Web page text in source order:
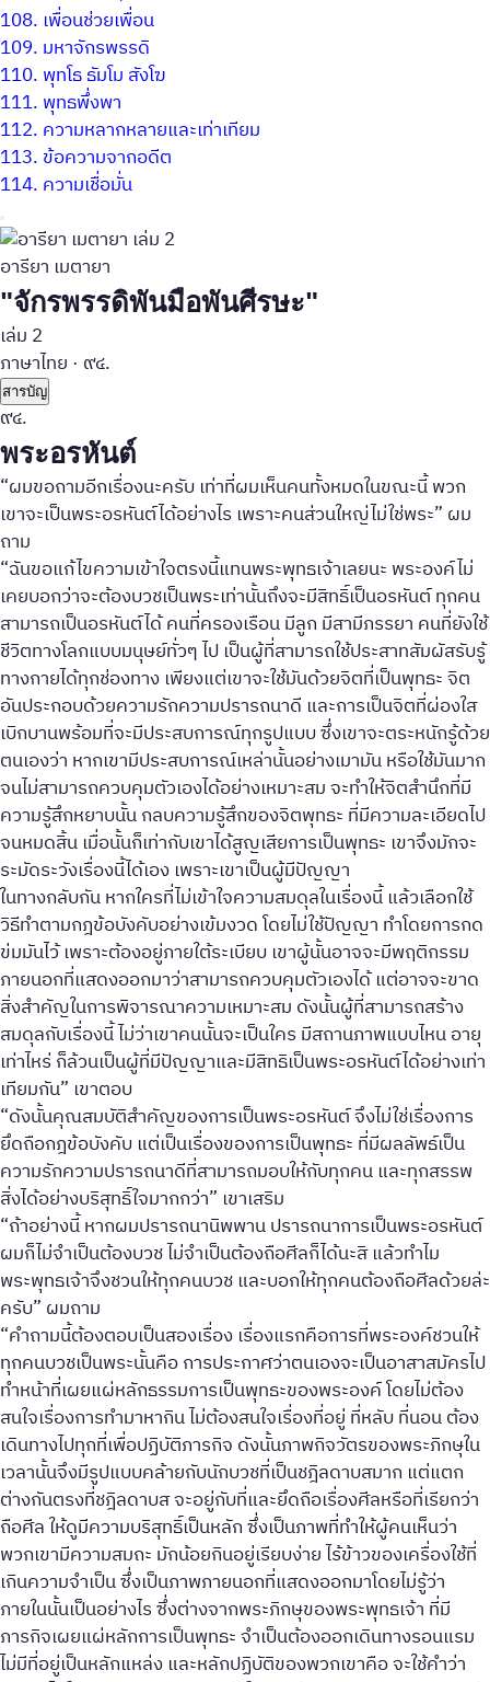
108. เพื่อนช่วยเพื่อน
109. มหาจักรพรรดิ
110. พุทโธ ธัมโม สังโฆ
111. พุทธพึ่งพา
112. ความหลากหลายและเท่าเทียม
113. ข้อความจากอดีต
114. ความเชื่อมั่น
อารียา เมตายา
"จักรพรรดิพันมือพันศีรษะ"
เล่ม 2
ภาษาไทย · ๙๔.
สารบัญ
๙๔.
พระอรหันต์
“ผมขอถามอีกเรื่องนะครับ เท่าที่ผมเห็นคนทั้งหมดในขณะนี้ พวก
เขาจะเป็นพระอรหันต์ได้อย่างไร เพราะคนส่วนใหญ่ไม่ใช่พระ” ผม
ถาม
“ฉันขอแก้ไขความเข้าใจตรงนี้แทนพระพุทธเจ้าเลยนะ พระองค์ไม่
เคยบอกว่าจะต้องบวชเป็นพระเท่านั้นถึงจะมีสิทธิ์เป็นอรหันต์ ทุกคน
สามารถเป็นอรหันต์ได้ คนที่ครองเรือน มีลูก มีสามีภรรยา คนที่ยังใช้
ชีวิตทางโลกแบบมนุษย์ทั่วๆ ไป เป็นผู้ที่สามารถใช้ประสาทสัมผัสรับรู้
ทางกายได้ทุกช่องทาง เพียงแต่เขาจะใช้มันด้วยจิตที่เป็นพุทธะ จิต
อันประกอบด้วยความรักความปรารถนาดี และการเป็นจิตที่ผ่องใส
เบิกบานพร้อมที่จะมีประสบการณ์ทุกรูปแบบ ซึ่งเขาจะตระหนักรู้ด้วย
ตนเองว่า หากเขามีประสบการณ์เหล่านั้นอย่างเมามัน หรือใช้มันมาก
จนไม่สามารถควบคุมตัวเองได้อย่างเหมาะสม จะทำให้จิตสำนึกที่มี
ความรู้สึกหยาบนั้น กลบความรู้สึกของจิตพุทธะ ที่มีความละเอียดไป
จนหมดสิ้น เมื่อนั้นก็เท่ากับเขาได้สูญเสียการเป็นพุทธะ เขาจึงมักจะ
ระมัดระวังเรื่องนี้ได้เอง เพราะเขาเป็นผู้มีปัญญา
ในทางกลับกัน หากใครที่ไม่เข้าใจความสมดุลในเรื่องนี้ แล้วเลือกใช้
วิธีทำตามกฎข้อบังคับอย่างเข้มงวด โดยไม่ใช้ปัญญา ทำโดยการกด
ข่มมันไว้ เพราะต้องอยู่ภายใต้ระเบียบ เขาผู้นั้นอาจจะมีพฤติกรรม
ภายนอกที่แสดงออกมาว่าสามารถควบคุมตัวเองได้ แต่อาจจะขาด
สิ่งสำคัญในการพิจารณาความเหมาะสม ดังนั้นผู้ที่สามารถสร้าง
สมดุลกับเรื่องนี้ ไม่ว่าเขาคนนั้นจะเป็นใคร มีสถานภาพแบบไหน อายุ
เท่าไหร่ ก็ล้วนเป็นผู้ที่มีปัญญาและมีสิทธิเป็นพระอรหันต์ได้อย่างเท่า
เทียมกัน” เขาตอบ
“ดังนั้นคุณสมบัติสำคัญของการเป็นพระอรหันต์ จึงไม่ใช่เรื่องการ
ยึดถือกฎข้อบังคับ แต่เป็นเรื่องของการเป็นพุทธะ ที่มีผลลัพธ์เป็น
ความรักความปรารถนาดีที่สามารถมอบให้กับทุกคน และทุกสรรพ
สิ่งได้อย่างบริสุทธิ์ใจมากกว่า” เขาเสริม
“ถ้าอย่างนี้ หากผมปรารถนานิพพาน ปรารถนาการเป็นพระอรหันต์
ผมก็ไม่จำเป็นต้องบวช ไม่จำเป็นต้องถือศีลก็ได้นะสิ แล้วทำไม
พระพุทธเจ้าจึงชวนให้ทุกคนบวช และบอกให้ทุกคนต้องถือศีลด้วยล่ะ
ครับ” ผมถาม
“คำถามนี้ต้องตอบเป็นสองเรื่อง เรื่องแรกคือการที่พระองค์ชวนให้
ทุกคนบวชเป็นพระนั้นคือ การประกาศว่าตนเองจะเป็นอาสาสมัครไป
ทำหน้าที่เผยแผ่หลักธรรมการเป็นพุทธะของพระองค์ โดยไม่ต้อง
สนใจเรื่องการทำมาหากิน ไม่ต้องสนใจเรื่องที่อยู่ ที่หลับ ที่นอน ต้อง
เดินทางไปทุกที่เพื่อปฏิบัติภารกิจ ดังนั้นภาพกิจวัตรของพระภิกษุใน
เวลานั้นจึงมีรูปแบบคล้ายกับนักบวชที่เป็นชฎิลดาบสมาก แต่แตก
ต่างกันตรงที่ชฎิลดาบส จะอยู่กับที่และยึดถือเรื่องศีลหรือที่เรียกว่า
ถือศีล ให้ดูมีความบริสุทธิ์เป็นหลัก ซึ่งเป็นภาพที่ทำให้ผู้คนเห็นว่า
พวกเขามีความสมถะ มักน้อยกินอยู่เรียบง่าย ไร้ข้าวของเครื่องใช้ที่
เกินความจำเป็น ซึ่งเป็นภาพภายนอกที่แสดงออกมาโดยไม่รู้ว่า
ภายในนั้นเป็นอย่างไร ซึ่งต่างจากพระภิกษุของพระพุทธเจ้า ที่มี
ภารกิจเผยแผ่หลักการเป็นพุทธะ จำเป็นต้องออกเดินทางรอนแรม
ไม่มีที่อยู่เป็นหลักแหล่ง และหลักปฏิบัติของพวกเขาคือ จะใช้คำว่า